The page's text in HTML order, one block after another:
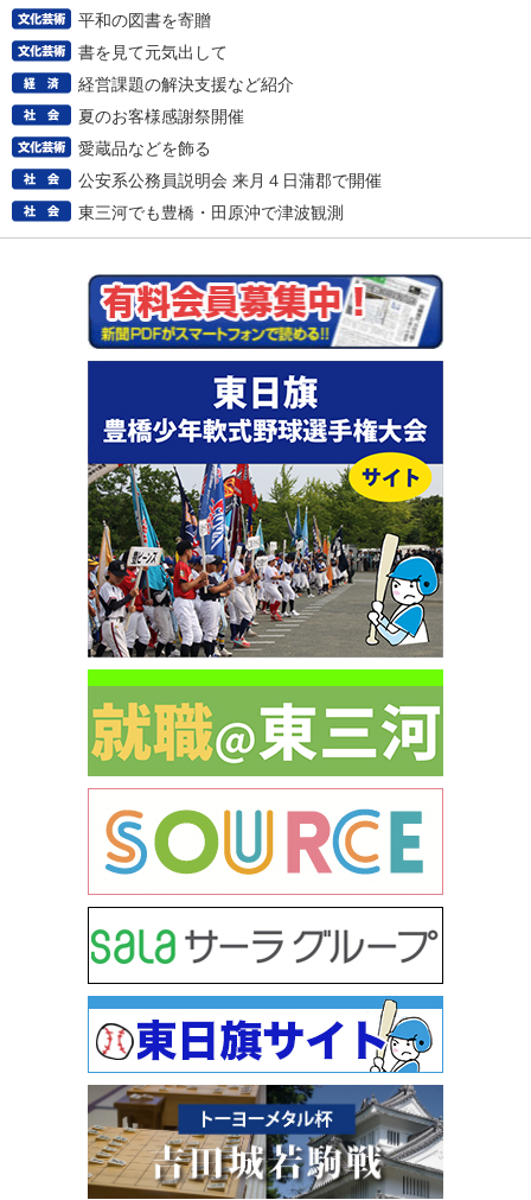
平和の図書を寄贈
書を見て元気出して
経営課題の解決支援など紹介
夏のお客様感謝祭開催
愛蔵品などを飾る
公安系公務員説明会 来月４日蒲郡で開催
東三河でも豊橋・田原沖で津波観測